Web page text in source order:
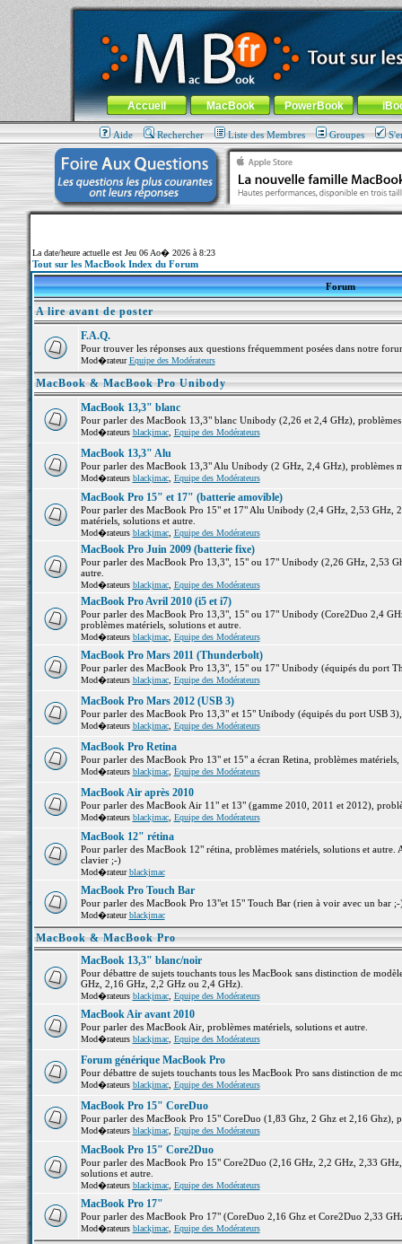
MacBook-fr.com : 100% Apple... 100% nomade !
Aller au contenu-Aller au menu général-Aller au menu de
Menu général
Accueil MacBook PowerBook
Aide Rechercher Liste des Membres Groupes
La date/heure actuelle est Jeu 06 Ao� 2026 à 8:23
Tout sur les MacBook Index du Forum
Forum
A lire avant de poster
F.A.Q.
Pour trouver les réponses aux questions fréquemment posées dans notre
Mod�rateurEquipe des Modérateurs
MacBook & MacBook Pro Unibody
MacBook 13,3" blanc
Pour parler des MacBook 13,3" blanc Unibody (2,26 et 2,4 GHz),
Mod�rateurs blackjmac, Equipe des Modérateurs
MacBook 13,3" Alu
Pour parler des MacBook 13,3" Alu Unibody (2 GHz, 2,4 GHz), problèmes
Mod�rateurs blackjmac, Equipe des Modérateurs
MacBook Pro 15" et 17" (batterie amovible)
Pour parler des MacBook Pro 15" et 17" Alu Unibody (2,4 GHz, 2,53 GHz,
matériels, solutions et autre.
Mod�rateurs blackjmac, Equipe des Modérateurs
MacBook Pro Juin 2009 (batterie fixe)
Pour parler des MacBook Pro 13,3", 15" ou 17" Unibody (2,26 GHz, 2,53
autre.
Mod�rateurs blackjmac, Equipe des Modérateurs
MacBook Pro Avril 2010 (i5 et i7)
Pour parler des MacBook Pro 13,3", 15" ou 17" Unibody (Core2Duo 2,4
problèmes matériels, solutions et autre.
Mod�rateurs blackjmac, Equipe des Modérateurs
MacBook Pro Mars 2011 (Thunderbolt)
Pour parler des MacBook Pro 13,3", 15" ou 17" Unibody (équipés du port
Mod�rateurs blackjmac, Equipe des Modérateurs
MacBook Pro Mars 2012 (USB 3)
Pour parler des MacBook Pro 13,3" et 15" Unibody (équipés du port USB
Mod�rateurs blackjmac, Equipe des Modérateurs
MacBook Pro Retina
Pour parler des MacBook Pro 13" et 15" a écran Retina, problèmes matériels,
Mod�rateurs blackjmac, Equipe des Modérateurs
MacBook Air après 2010
Pour parler des MacBook Air 11" et 13" (gamme 2010, 2011 et 2012),
Mod�rateurs blackjmac, Equipe des Modérateurs
MacBook 12" rétina
Pour parler des MacBook 12" rétina, problèmes matériels, solutions et
clavier ;-)
Mod�rateurblackjmac
MacBook Pro Touch Bar
Pour parler des MacBook Pro 13"et 15" Touch Bar (rien à voir avec un bar
Mod�rateurblackjmac
MacBook & MacBook Pro
MacBook 13,3" blanc/noir
Pour débattre de sujets touchants tous les MacBook sans distinction de
GHz, 2,16 GHz, 2,2 GHz ou 2,4 GHz).
Mod�rateurs blackjmac, Equipe des Modérateurs
MacBook Air avant 2010
Pour parler des MacBook Air, problèmes matériels, solutions et autre.
Mod�rateurs blackjmac, Equipe des Modérateurs
Forum générique MacBook Pro
Pour débattre de sujets touchants tous les MacBook Pro sans distinction de
Mod�rateurs blackjmac, Equipe des Modérateurs
MacBook Pro 15" CoreDuo
Pour parler des MacBook Pro 15" CoreDuo (1,83 Ghz, 2 Ghz et 2,16 Ghz),
Mod�rateurs blackjmac, Equipe des Modérateurs
MacBook Pro 15" Core2Duo
Pour parler des MacBook Pro 15" Core2Duo (2,16 GHz, 2,2 GHz, 2,33
solutions et autre.
Mod�rateurs blackjmac, Equipe des Modérateurs
MacBook Pro 17"
Pour parler des MacBook Pro 17" (CoreDuo 2,16 Ghz et Core2Duo 2,33
Mod�rateurs blackjmac, Equipe des Modérateurs